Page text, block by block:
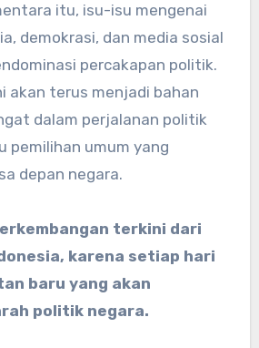
itu, isu-isu mengenai
demokrasi, dan media sosial
percakapan politik.
akan terus menjadi bahan
dalam perjalanan politik
pemilihan umum yang
depan negara.
terkini dari
karena setiap hari
baru yang akan
politik negara.